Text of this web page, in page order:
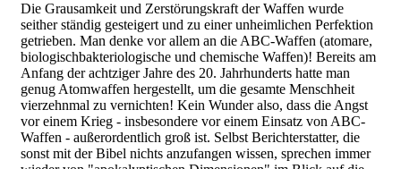
Die Grausamkeit und Zerstörungskraft der Waffen wurde
seither ständig gesteigert und zu einer unheimlichen Perfektion
getrieben. Man denke vor allem an die ABC-Waffen (atomare,
biologischbakteriologische und chemische Waffen)! Bereits am
Anfang der achtziger Jahre des 20. Jahrhunderts hatte man
genug Atomwaffen hergestellt, um die gesamte Menschheit
vierzehnmal zu vernichten! Kein Wunder also, dass die Angst
vor einem Krieg - insbesondere vor einem Einsatz von ABC-
Waffen - außerordentlich groß ist. Selbst Berichterstatter, die
sonst mit der Bibel nichts anzufangen wissen, sprechen immer